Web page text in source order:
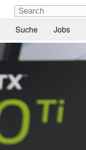
Suche Jobs